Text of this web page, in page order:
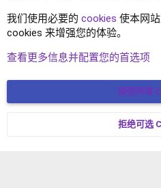
XENFORO 2.2 主题
简体中文 联系
© COPYRIGHT 2017-
我们使用必要的 cookies 使本网
cookies 来增强您的体验。
查看更多信息并配置您的首选项
接受所有
拒绝可选